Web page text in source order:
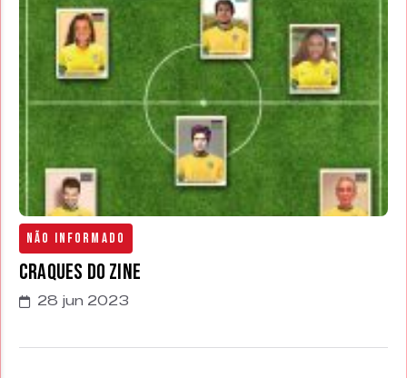
Não Informado
Craques do Zine
28 jun 2023